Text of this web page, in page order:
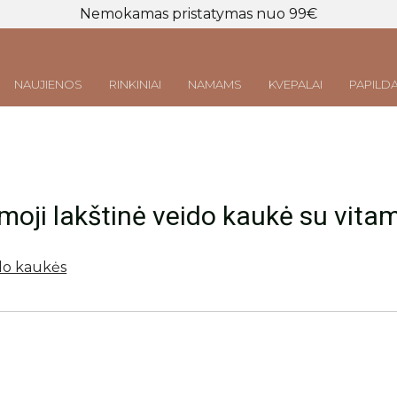
Nemokamas pristatymas nuo 99€
NAUJIENOS RINKINIAI NAMAMS KVEPALAI
lakštinė veido kaukė su
kaukės